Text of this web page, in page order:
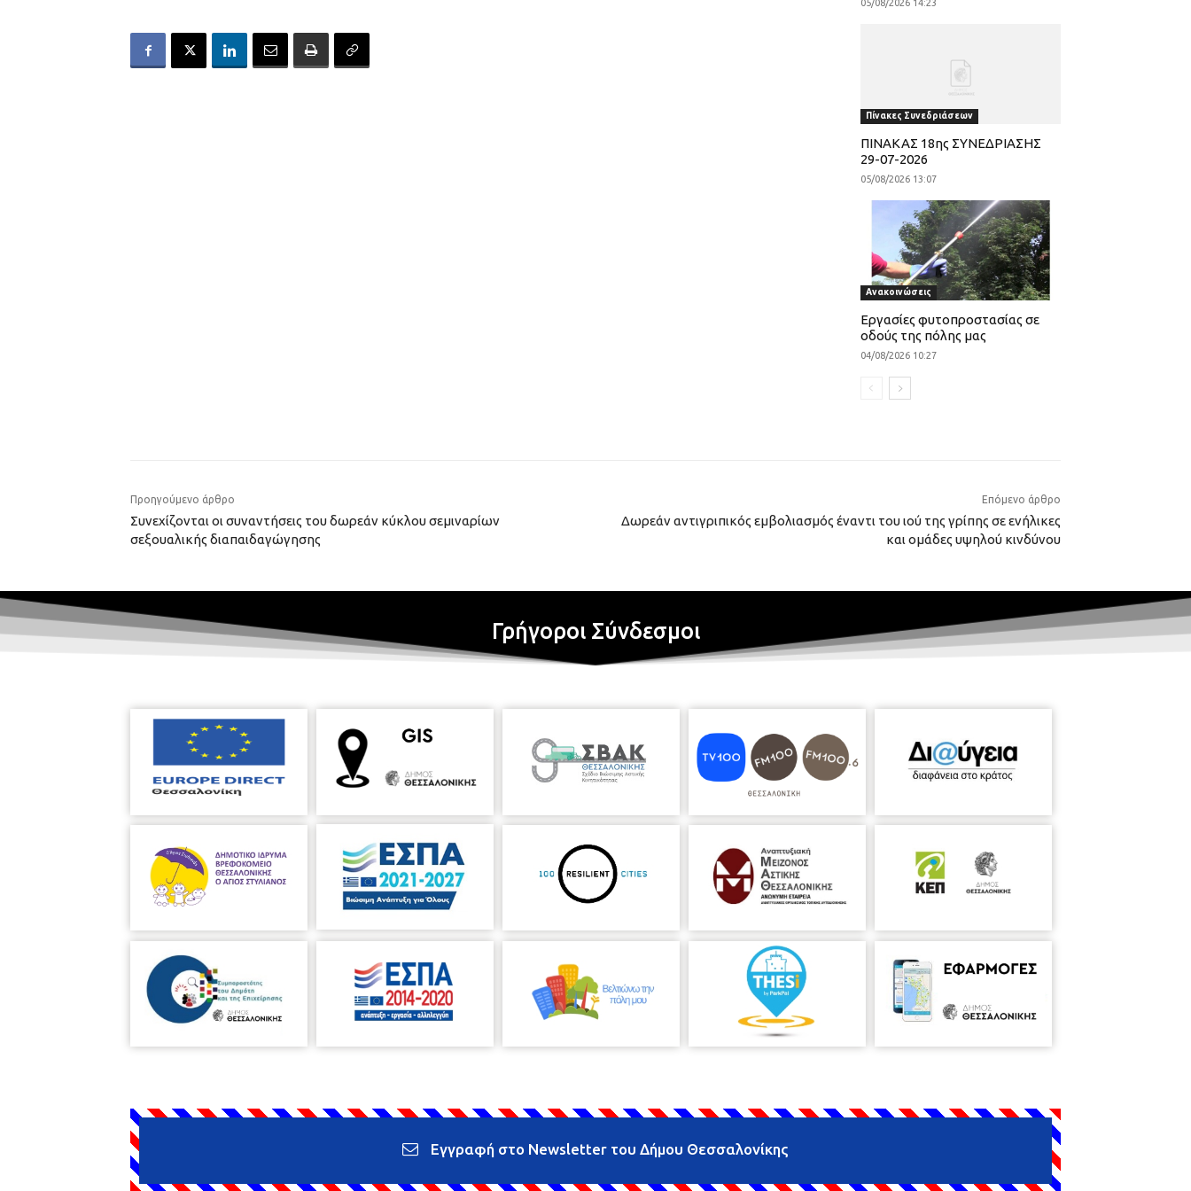
05/08/2026 14:23
Πίνακες Συνεδριάσεων
ΠΙΝΑΚΑΣ 18ης ΣΥΝΕΔΡΙΑΣΗΣ
29-07-2026
05/08/2026 13:07
Ανακοινώσεις
Εργασίες φυτοπροστασίας σε
οδούς της πόλης μας
04/08/2026 10:27
Προηγούμενο άρθρο
Συνεχίζονται οι συναντήσεις του δωρεάν κύκλου σεμιναρίων
σεξουαλικής διαπαιδαγώγησης
Επόμενο άρθρο
Δωρεάν αντιγριπικός εμβολιασμός έναντι του ιού της γρίπης σε ενήλικες
και ομάδες υψηλού κινδύνου
Γρήγοροι Σύνδεσμοι
Εγγραφή στο Newsletter του Δήμου Θεσσαλονίκης